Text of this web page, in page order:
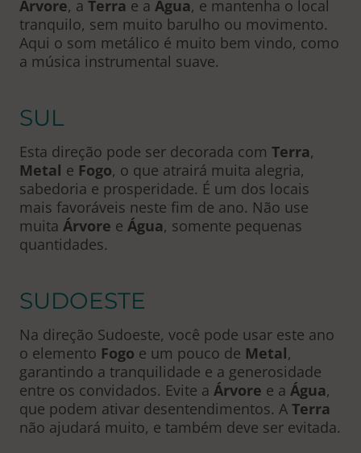
Árvore, a Terra e a Água, e mantenha o local
tranquilo, sem muito barulho ou movimento.
Aqui o som metálico é muito bem vindo, como
a música instrumental suave.
SUL
Esta direção pode ser decorada com Terra,
Metal e Fogo, o que atrairá muita alegria,
sabedoria e prosperidade. É um dos locais
mais favoráveis neste fim de ano. Não use
muita Árvore e Água, somente pequenas
quantidades.
SUDOESTE
Na direção Sudoeste, você pode usar este ano
o elemento Fogo e um pouco de Metal,
garantindo a tranquilidade e a generosidade
entre os convidados. Evite a Árvore e a Água,
que podem ativar desentendimentos. A Terra
não ajudará muito, e também deve ser evitada.